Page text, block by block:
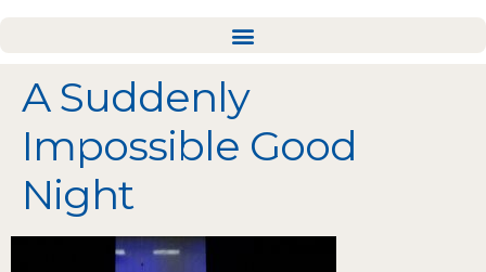
A Suddenly
Impossible Good
Night